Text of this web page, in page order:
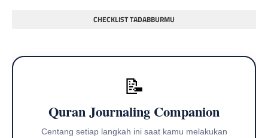
CHECKLIST TADABBURMU
📝
Quran Journaling Companion
Centang setiap langkah ini saat kamu melakukan